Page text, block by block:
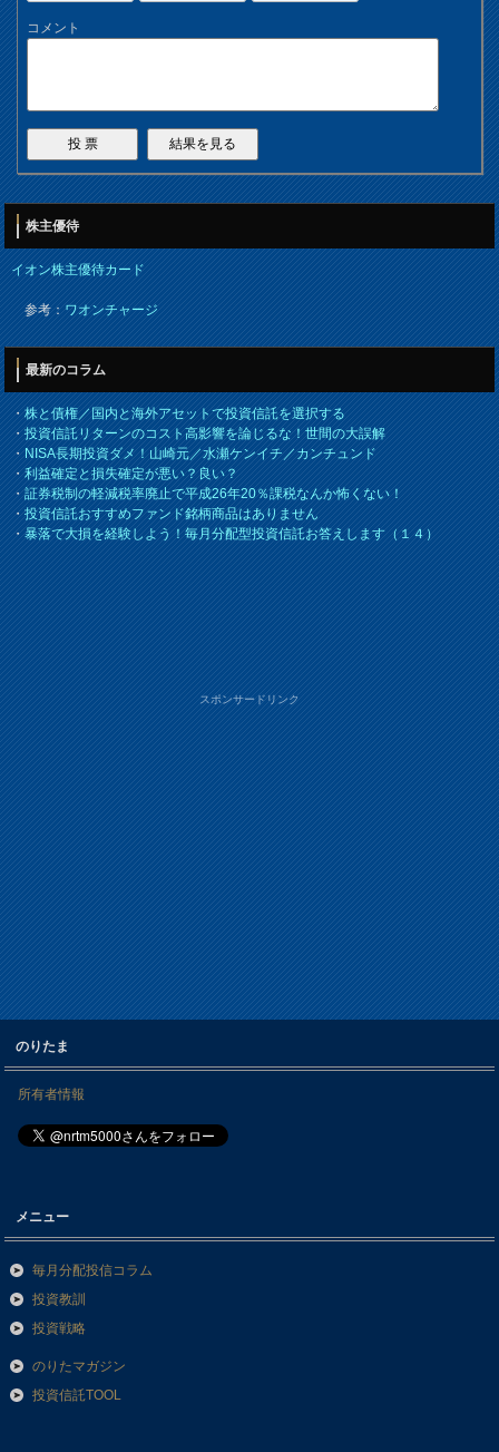
コメント
株主優待
イオン株主優待カード
参考：ワオンチャージ
最新のコラム
・株と債権／国内と海外アセットで投資信託を選択する
・投資信託リターンのコスト高影響を論じるな！世間の大誤解
・NISA長期投資ダメ！山崎元／水瀬ケンイチ／カンチュンド
・利益確定と損失確定が悪い？良い？
・証券税制の軽減税率廃止で平成26年20％課税なんか怖くない！
・投資信託おすすめファンド銘柄商品はありません
・暴落で大損を経験しよう！毎月分配型投資信託お答えします（１４）
スポンサードリンク
のりたま
所有者情報
メニュー
毎月分配投信コラム
投資教訓
投資戦略
のりたマガジン
投資信託TOOL